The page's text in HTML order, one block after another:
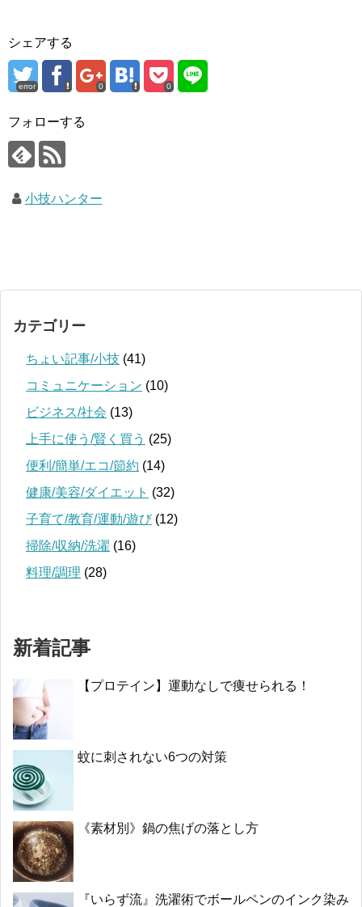
シェアする
error 0 0
フォローする
小技ハンター
カテゴリー
ちょい記事/小技 (41)
コミュニケーション (10)
ビジネス/社会 (13)
上手に使う/賢く買う (25)
便利/簡単/エコ/節約 (14)
健康/美容/ダイエット (32)
子育て/教育/運動/遊び(12)
掃除/収納/洗濯 (16)
料理/調理 (28)
新着記事
【プロテイン】運動なしで痩せられる！
蚊に刺されない6つの対策
《素材別》鍋の焦げの落とし方
『いらず流』洗濯術でボールペンのインク染み